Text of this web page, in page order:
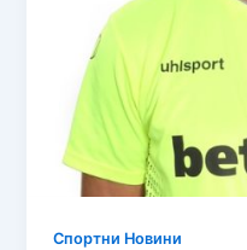
Спортни Новини